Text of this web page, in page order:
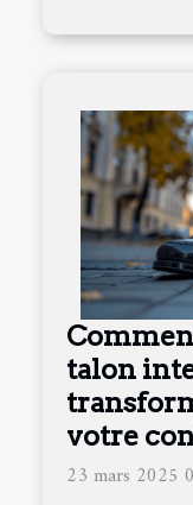
talon
votre
23 mars 2025